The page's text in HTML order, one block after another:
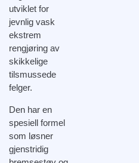
utviklet for
jevnlig vask
ekstrem
rengjøring av
skikkelige
tilsmussede
felger.
Den har en
spesiell formel
som løsner
gjenstridig